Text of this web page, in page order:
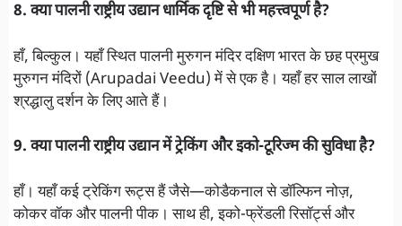
8. क्या पालनी राष्ट्रीय उद्यान धार्मिक दृष्टि से भी महत्त्वपूर्ण है?
हाँ, बिल्कुल। यहाँ स्थित पालनी मुरुगन मंदिर दक्षिण भारत के छह प्रमुख
मुरुगन मंदिरों (Arupadai Veedu) में से एक है। यहाँ हर साल लाखों
श्रद्धालु दर्शन के लिए आते हैं।
9. क्या पालनी राष्ट्रीय उद्यान में ट्रेकिंग और इको-टूरिज्म की सुविधा है?
हाँ। यहाँ कई ट्रेकिंग रूट्स हैं जैसे—कोडैकनाल से डॉल्फिन नोज़,
कोकर वॉक और पालनी पीक। साथ ही, इको-फ्रेंडली रिसॉर्ट्स और